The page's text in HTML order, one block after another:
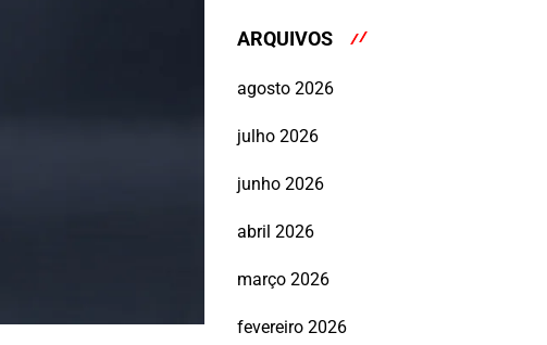
ARQUIVOS
agosto 2026
julho 2026
junho 2026
abril 2026
março 2026
fevereiro 2026